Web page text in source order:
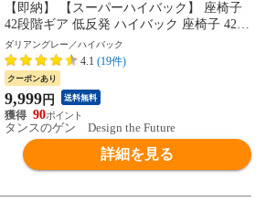
【即納】 【スーパーハイバック】 座椅子
42段階ギア 低反発 ハイバック 座椅子 42段
階 リクライニング チェアー 座イス 椅子
チェア ファブリック おしゃれ フロアチェ
ア 座いす 布地 15210015〔ダリアングレ
ー〕
ダリアングレー／ハイバック
4.1 (19件)
クーポンあり
9,999円 送料無料
90
タンスのゲン Design the Future
詳細を見る